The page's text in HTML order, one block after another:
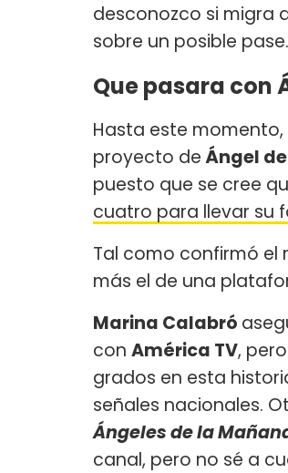
desconozco si migra
sobre un posible pase.
Que pasara con
Hasta este momento,
proyecto deÁngel
puesto que se cree
cuatro para llevar su
Tal como confirmó el
más el de una
Marina Calabró
con América TV,
grados en esta
señales nacionales.
Ángeles de la
canal, pero no sé a